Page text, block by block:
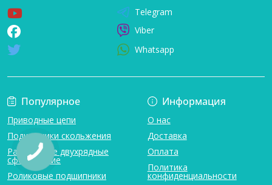
Популярное
Приводные цепи
Подшипники скольжения
Радиальные двухрядные
сферические
Роликовые подшипники
Информация
О нас
Доставка
Оплата
Политика
конфиденциальности
Telegram
Viber
Whatsapp